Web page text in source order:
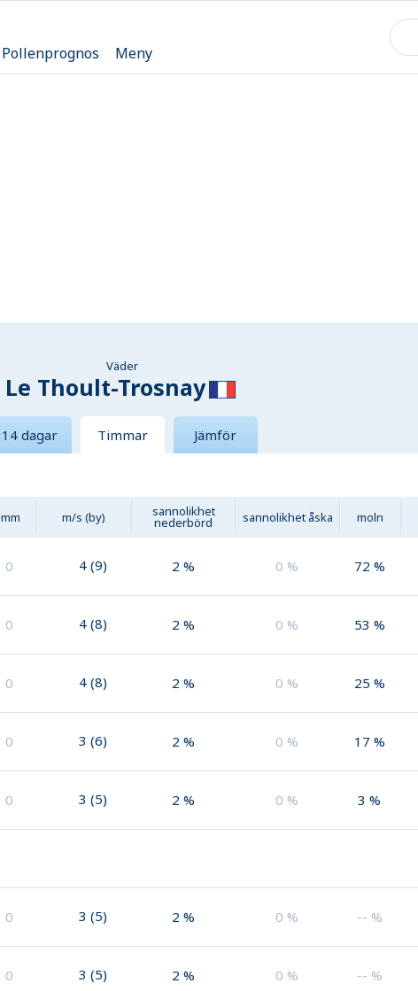
Pollenprognos Meny
Väder
Le Thoult-Trosnay
14 dagar Timmar Jämför
mm m/s (by) sannolikhet
nederbörd sannolikhet åska moln
0 4 (9) 2 % 0 % 72 %
0 4 (8) 2 % 0 % 53 %
0 4 (8) 2 % 0 % 25 %
0 3 (6) 2 % 0 % 17 %
0 3 (5) 2 % 0 % 3 %
0 3 (5) 2 % 0 % -- %
0 3 (5) 2 % 0 % -- %